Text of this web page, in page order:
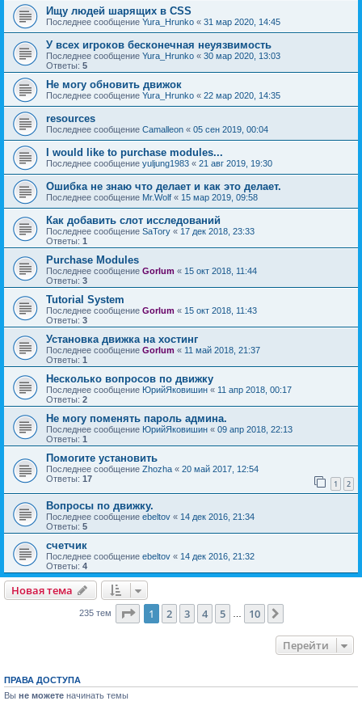
Ищу людей шарящих в CSS
Последнее сообщение Yura_Hrunko « 31 мар 2020, 14:45
У всех игроков бесконечная неуязвимость
Последнее сообщение Yura_Hrunko « 30 мар 2020, 13:03
Ответы: 5
Не могу обновить движок
Последнее сообщение Yura_Hrunko « 22 мар 2020, 14:35
resources
Последнее сообщение Camalleon « 05 сен 2019, 00:04
I would like to purchase modules...
Последнее сообщение yuljung1983 « 21 авг 2019, 19:30
Ошибка не знаю что делает и как это делает.
Последнее сообщение Mr.Wolf « 15 мар 2019, 09:58
Как добавить слот исследований
Последнее сообщение SaTory « 17 дек 2018, 23:33
Ответы: 1
Purchase Modules
Последнее сообщение Gorlum « 15 окт 2018, 11:44
Ответы: 3
Tutorial System
Последнее сообщение Gorlum « 15 окт 2018, 11:43
Ответы: 3
Установка движка на хостинг
Последнее сообщение Gorlum « 11 май 2018, 21:37
Ответы: 1
Несколько вопросов по движку
Последнее сообщение ЮрийЯковишин « 11 апр 2018, 00:17
Ответы: 2
Не могу поменять пароль админа.
Последнее сообщение ЮрийЯковишин « 09 апр 2018, 22:13
Ответы: 1
Помогите установить
Последнее сообщение Zhozha « 20 май 2017, 12:54
Ответы: 17 1 2
Вопросы по движку.
Последнее сообщение ebeltov « 14 дек 2016, 21:34
Ответы: 5
счетчик
Последнее сообщение ebeltov « 14 дек 2016, 21:32
Ответы: 4
Новая тема
235 тем Страница из 10
1 2 3 4 5 10
Перейти
ПРАВА ДОСТУПА
Вы не можете начинать темы